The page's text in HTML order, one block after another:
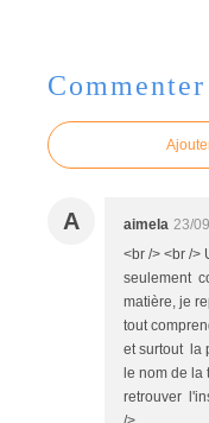
A aimela 23/
<br /> <br />
seulement
matière, je
tout
et surtout la
le nom de
retrouver